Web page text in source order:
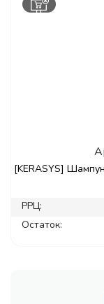
[KERASYS]
РРЦ:
Остаток: